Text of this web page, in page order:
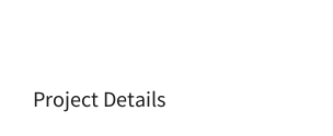
Project Details